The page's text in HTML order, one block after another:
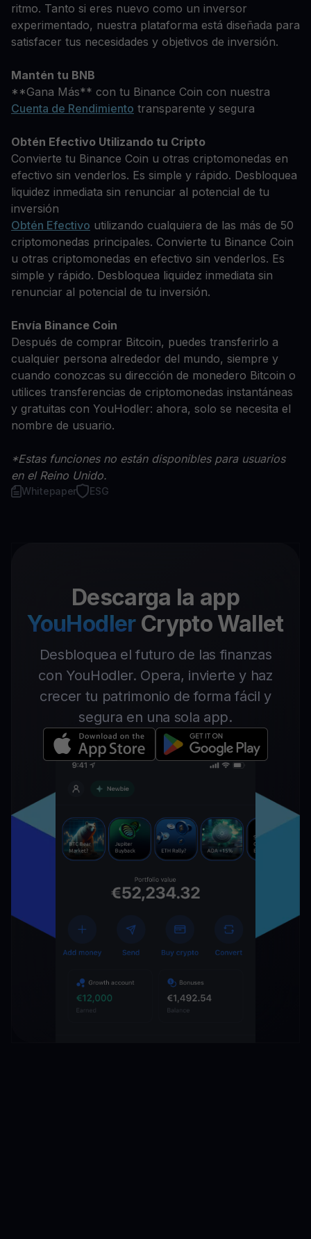
ritmo. Tanto si eres nuevo como un inversor
experimentado, nuestra plataforma está diseñada para
satisfacer tus necesidades y objetivos de inversión.
Mantén tu BNB
**Gana Más** con tu Binance Coin con nuestra
Cuenta de Rendimiento transparente y segura
Obtén Efectivo Utilizando tu Cripto
Convierte tu Binance Coin u otras criptomonedas en
efectivo sin venderlos. Es simple y rápido. Desbloquea
liquidez inmediata sin renunciar al potencial de tu
inversión
Obtén Efectivo utilizando cualquiera de las más de 50
criptomonedas principales. Convierte tu Binance Coin
u otras criptomonedas en efectivo sin venderlos. Es
simple y rápido. Desbloquea liquidez inmediata sin
renunciar al potencial de tu inversión.
Envía Binance Coin
Después de comprar Bitcoin, puedes transferirlo a
cualquier persona alrededor del mundo, siempre y
cuando conozcas su dirección de monedero Bitcoin o
utilices transferencias de criptomonedas instantáneas
y gratuitas con YouHodler: ahora, solo se necesita el
nombre de usuario.
*Estas funciones no están disponibles para usuarios
en el Reino Unido.
Whitepaper ESG
Descarga la app
YouHodler Crypto Wallet
Desbloquea el futuro de las finanzas
con YouHodler. Opera, invierte y haz
crecer tu patrimonio de forma fácil y
segura en una sola app.